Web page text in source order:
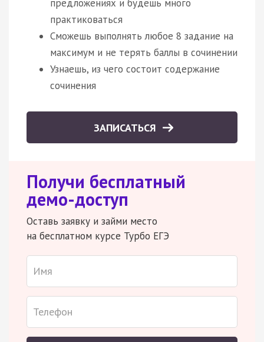
предложениях и будешь много
практиковаться
Сможешь выполнять любое 8 задание на
максимум и не терять баллы в сочинении
Узнаешь, из чего состоит содержание
сочинения
ЗАПИСАТЬСЯ
Получи бесплатный
демо-доступ
Оставь заявку и займи место
на бесплатном курсе Турбо ЕГЭ